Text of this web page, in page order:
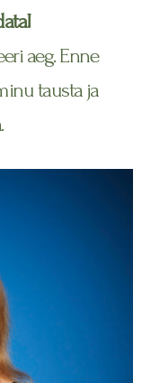
aeg. Enne
tausta ja